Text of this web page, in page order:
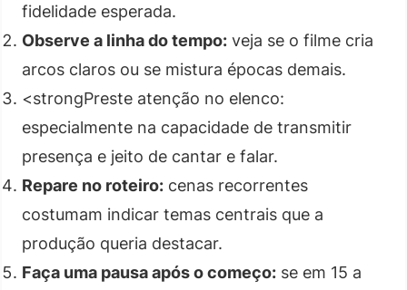
fidelidade esperada.
Observe a linha do tempo: veja se o filme cria
arcos claros ou se mistura épocas demais.
<strongPreste atenção no elenco:
especialmente na capacidade de transmitir
presença e jeito de cantar e falar.
Repare no roteiro: cenas recorrentes
costumam indicar temas centrais que a
produção queria destacar.
Faça uma pausa após o começo: se em 15 a